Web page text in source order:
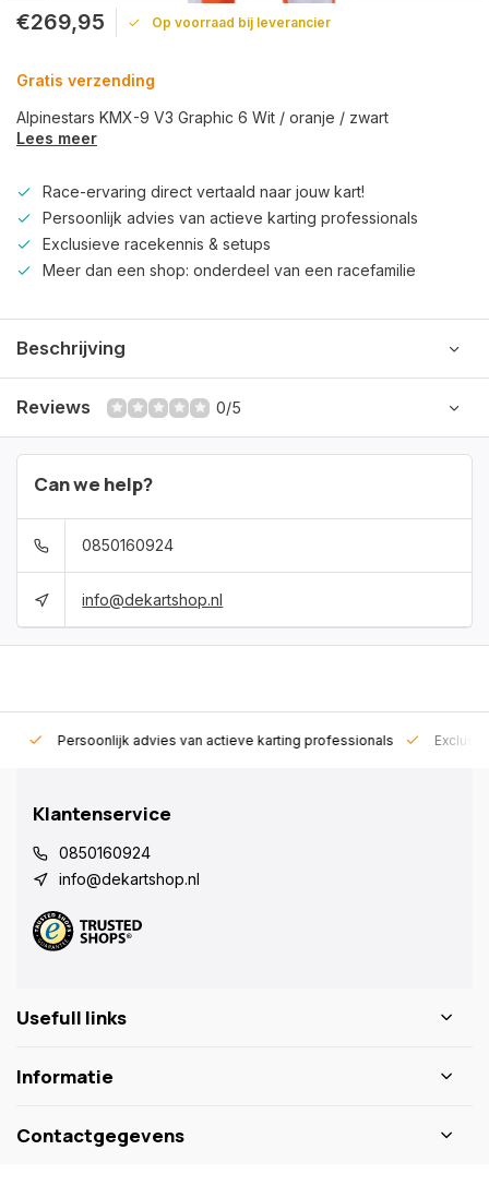
€269,95 Op voorraad bij leverancier
Gratis verzending
Alpinestars KMX-9 V3 Graphic 6 Wit / oranje / zwart
Lees meer
Race-ervaring direct vertaald naar jouw kart!
Persoonlijk advies van actieve karting professionals
Exclusieve racekennis & setups
Meer dan een shop: onderdeel van een racefamilie
Beschrijving
Reviews 0/5
Can we help?
0850160924
info@dekartshop.nl
Persoonlijk advies van actieve karting professionals
Klantenservice
0850160924
info@dekartshop.nl
Usefull links
Informatie
Contactgegevens